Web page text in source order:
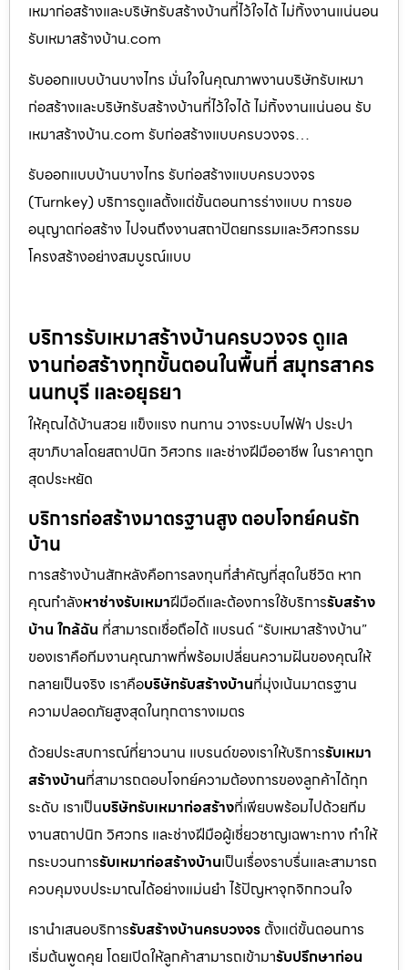
เหมาก่อสร้างและบริษัทรับสร้างบ้านที่ไว้ใจได้ ไม่ทิ้งงานแน่นอน
รับเหมาสร้างบ้าน.com
รับออกแบบบ้านบางไทร มั่นใจในคุณภาพงานบริษัทรับเหมา
ก่อสร้างและบริษัทรับสร้างบ้านที่ไว้ใจได้ ไม่ทิ้งงานแน่นอน รับ
เหมาสร้างบ้าน.com รับก่อสร้างแบบครบวงจร…
รับออกแบบบ้านบางไทร รับก่อสร้างแบบครบวงจร
(Turnkey) บริการดูแลตั้งแต่ขั้นตอนการร่างแบบ การขอ
อนุญาตก่อสร้าง ไปจนถึงงานสถาปัตยกรรมและวิศวกรรม
โครงสร้างอย่างสมบูรณ์แบบ
บริการรับเหมาสร้างบ้านครบวงจร ดูแล
งานก่อสร้างทุกขั้นตอนในพื้นที่ สมุทรสาคร
นนทบุรี และอยุธยา
ให้คุณได้บ้านสวย แข็งแรง ทนทาน วางระบบไฟฟ้า ประปา
สุขาภิบาลโดยสถาปนิก วิศวกร และช่างฝีมืออาชีพ ในราคาถูก
สุดประหยัด
บริการก่อสร้างมาตรฐานสูง ตอบโจทย์คนรัก
บ้าน
การสร้างบ้านสักหลังคือการลงทุนที่สำคัญที่สุดในชีวิต หาก
คุณกำลังหาช่างรับเหมาฝีมือดีและต้องการใช้บริการรับสร้าง
บ้าน ใกล้ฉัน ที่สามารถเชื่อถือได้ แบรนด์ “รับเหมาสร้างบ้าน”
ของเราคือทีมงานคุณภาพที่พร้อมเปลี่ยนความฝันของคุณให้
กลายเป็นจริง เราคือบริษัทรับสร้างบ้านที่มุ่งเน้นมาตรฐาน
ความปลอดภัยสูงสุดในทุกตารางเมตร
ด้วยประสบการณ์ที่ยาวนาน แบรนด์ของเราให้บริการรับเหมา
สร้างบ้านที่สามารถตอบโจทย์ความต้องการของลูกค้าได้ทุก
ระดับ เราเป็นบริษัทรับเหมาก่อสร้างที่เพียบพร้อมไปด้วยทีม
งานสถาปนิก วิศวกร และช่างฝีมือผู้เชี่ยวชาญเฉพาะทาง ทำให้
กระบวนการรับเหมาก่อสร้างบ้านเป็นเรื่องราบรื่นและสามารถ
ควบคุมงบประมาณได้อย่างแม่นยำ ไร้ปัญหาจุกจิกกวนใจ
เรานำเสนอบริการรับสร้างบ้านครบวงจร ตั้งแต่ขั้นตอนการ
เริ่มต้นพูดคุย โดยเปิดให้ลูกค้าสามารถเข้ามารับปรึกษาก่อน